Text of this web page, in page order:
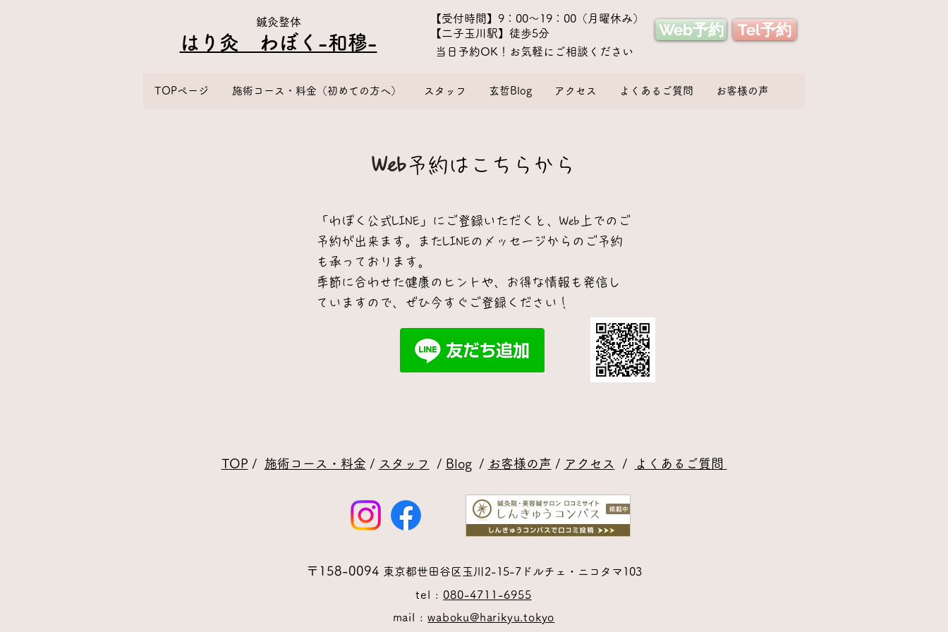
鍼灸整体
はり灸 わぼく​-和穆-
​【受付時間】9：00〜19：00（月曜休み）
【二子玉川駅】徒歩5分
​当日予約OK！お気軽にご相談ください
Web予約 Tel予約
​Web予約はこちらから
「わぼく公式LINE」にご登録いただくと、Web上での ご
予約が出来ます。またLINEのメッセージからのご予約
も承っております。
季節に合わせた健康のヒントや、お得な情報も発信し
ていますので、ぜひ今すぐご登録ください！
TOPページ 施術コース・料金（初めての方へ） スタッフ 玄哲Blog アクセス よくあるご質問 お客様の声
​TOP / 施術コース・料金 / スタッフ / Blog/ お客様の声 / アクセス / よくあるご質問
〒158-0094 東京都世田谷区玉川2-15-7ドルチェ・ニコタマ103
tel : 080-4711-6955
mail : ​waboku@harikyu.tokyo